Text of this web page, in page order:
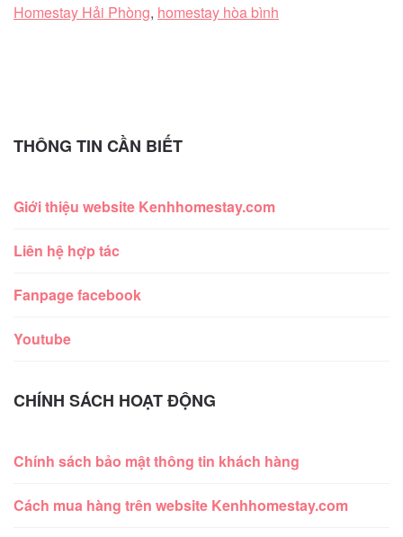
Homestay Hải Phòng, homestay hòa bình
THÔNG TIN CẦN BIẾT
Giới thiệu website Kenhhomestay.com
Liên hệ hợp tác
Fanpage facebook
Youtube
CHÍNH SÁCH HOẠT ĐỘNG
Chính sách bảo mật thông tin khách hàng
Cách mua hàng trên website Kenhhomestay.com